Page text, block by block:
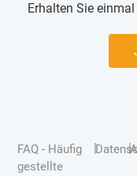
Erhalten Sie
FAQ - Häufig
gestellte
| |